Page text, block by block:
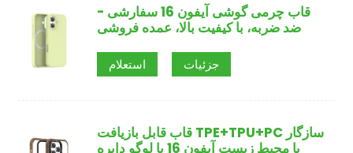
قاب چرمی گوشی آیفون 16 سفارشی -
ضد ضربه، با کیفیت بالا، عمده فروشی
استعلام جزئیات
قاب قابل بازیافت TPE+TPU+PC سازگار
با محیط زیست آیفون 16 با لوگو دایره